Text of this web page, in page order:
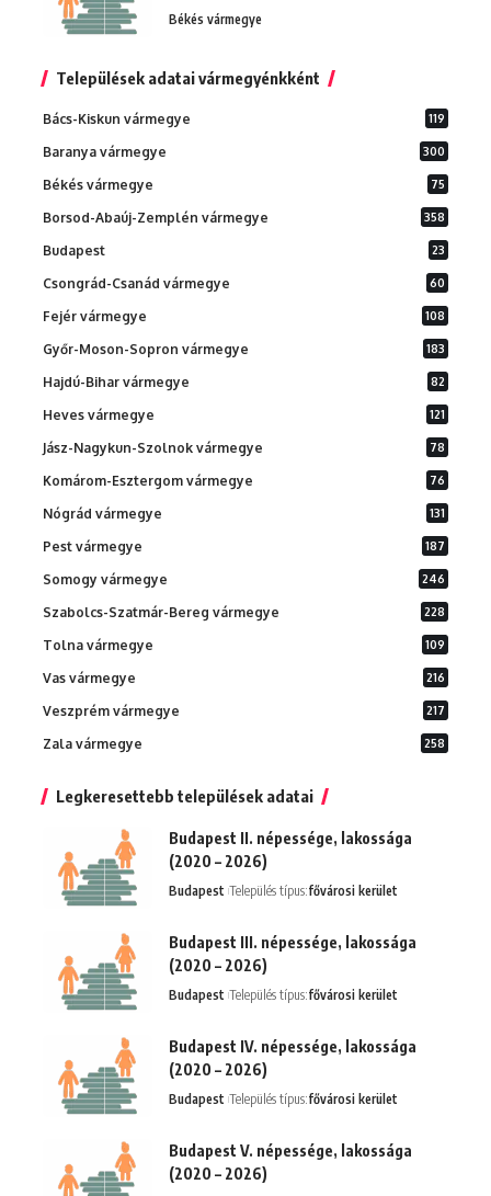
Békés vármegye
Települések adatai vármegyénkként
Bács-Kiskun vármegye 119
Baranya vármegye 300
Békés vármegye 75
Borsod-Abaúj-Zemplén vármegye 358
Budapest 23
Csongrád-Csanád vármegye 60
Fejér vármegye 108
Győr-Moson-Sopron vármegye 183
Hajdú-Bihar vármegye 82
Heves vármegye 121
Jász-Nagykun-Szolnok vármegye 78
Komárom-Esztergom vármegye 76
Nógrád vármegye 131
Pest vármegye 187
Somogy vármegye 246
Szabolcs-Szatmár-Bereg vármegye 228
Tolna vármegye 109
Vas vármegye 216
Veszprém vármegye 217
Zala vármegye 258
Legkeresettebb települések adatai
Budapest II. népessége, lakossága
(2020 – 2026)
Budapest Település típus:fővárosi kerület
Budapest III. népessége, lakossága
(2020 – 2026)
Budapest Település típus:fővárosi kerület
Budapest IV. népessége, lakossága
(2020 – 2026)
Budapest Település típus:fővárosi kerület
Budapest V. népessége, lakossága
(2020 – 2026)